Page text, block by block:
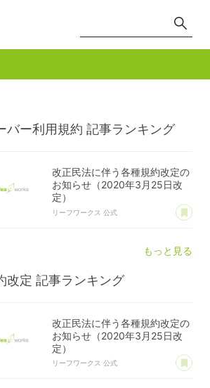
バー利用規約 記事ランキング
改正民法に伴う各種規約改定の
お知らせ（2020年3月25日改
定）
リーフワークス 公式 あ
もっと見る
改定 記事ランキング
改正民法に伴う各種規約改定の
お知らせ（2020年3月25日改
定）
リーフワークス 公式 あ